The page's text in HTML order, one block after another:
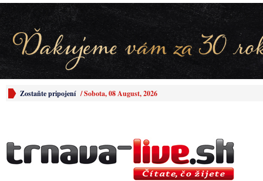
Zostaňte pripojení /Sobota, 08 August, 2026